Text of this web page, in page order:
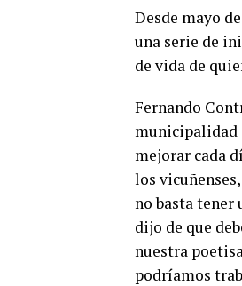
Desde mayo
una serie de
de vida de
Fernando
municipalidad
mejorar cada
los
no basta tener
dijo de que
nuestra
podríamos